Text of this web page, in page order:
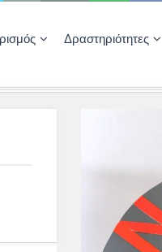
Δραστηριότητες